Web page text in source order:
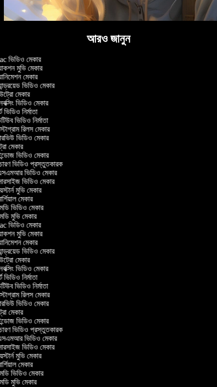
আরও জানুন
ভিডিও মেকার
মুভি মেকার
মেকার
ভিডিও মেকার
মেকার
ভিডিও মেকার
নির্মাতা
ভিডিও নির্মাতা
রিলস মেকার
ভিডিও মেকার
মেকার
ভিডিও মেকার
ভিডিও প্রস্তুতকারক
ভিডিও মেকার
ভিডিও মেকার
মুভি মেকার
মেকার
ভিডিও মেকার
মুভি মেকার
ভিডিও মেকার
মুভি মেকার
মেকার
ভিডিও মেকার
মেকার
ভিডিও মেকার
নির্মাতা
ভিডিও নির্মাতা
রিলস মেকার
ভিডিও মেকার
মেকার
ভিডিও মেকার
ভিডিও প্রস্তুতকারক
ভিডিও মেকার
ভিডিও মেকার
মুভি মেকার
মেকার
ভিডিও মেকার
মুভি মেকার